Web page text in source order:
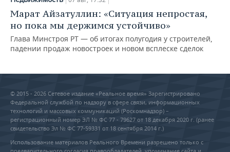
Марат Айзатуллин: «Ситуация непростая,
но пока мы держимся устойчиво»
Глава Минстроя РТ — об итогах полугодия у строителей,
падении продаж новостроек и новом всплеске сделок
© 2015 - 2026 Сетевое издание «Реальное время» Зарегистрировано
Федеральной службой по надзору в сфере связи, информационных
технологий и массовых коммуникаций (Роскомнадзор) –
регистрационный номер ЭЛ № ФС 77 - 79627 от 18 декабря 2020 г. (ранее
свидетельство Эл № ФС 77-59331 от 18 сентября 2014 г.)
Использование материалов Реального Времени разрешено только с